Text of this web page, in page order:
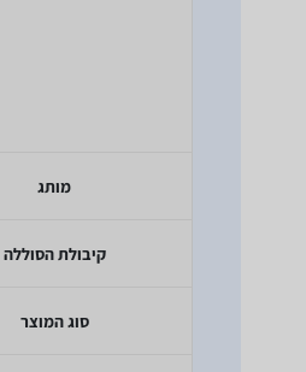
מותג
קיבולת הסוללה
סוג המוצר